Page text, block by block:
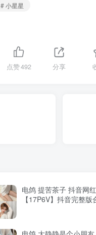
# 小星星
点赞492 分享
电鸽 提苦茶子 抖音网
【17P6V】抖音完整版